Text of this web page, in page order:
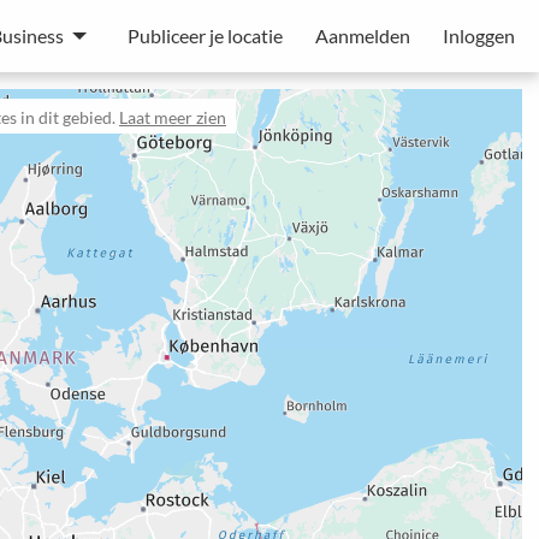
Publiceer je locatie Aanmelden Inloggen
in dit gebied. Laat meer zien